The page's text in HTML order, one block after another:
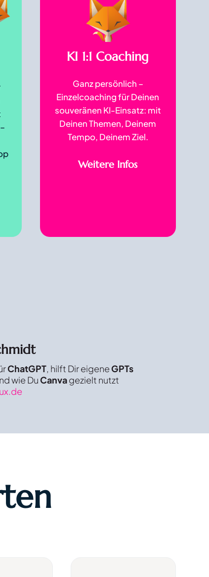
KI 1:1 Coaching
Ganz persönlich –
Einzelcoaching für Deinen
souveränen KI-Einsatz: mit
Deinen Themen, Deinem
Tempo, Deinem Ziel.
Weitere Infos
ChatGPT, hilft Dir eigene GPTs
wie Du Canvagezielt nutzt